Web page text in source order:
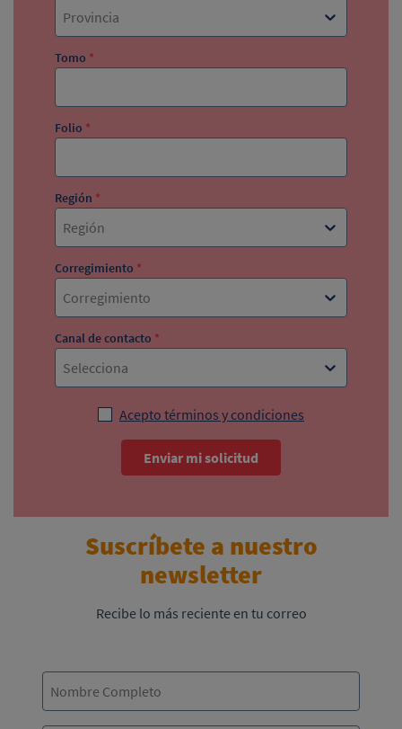
Provincia
Tomo *
Folio *
Región *
Región
Corregimiento *
Corregimiento
Canal de contacto *
Selecciona
Acepto términos y condiciones
Enviar mi solicitud
Suscríbete a nuestro
newsletter
Recibe lo más reciente en tu correo